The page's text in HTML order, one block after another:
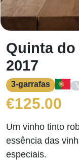
Quinta
2017
3-garrafas
€125.00
Um vinho tinto
essência das
especiais.